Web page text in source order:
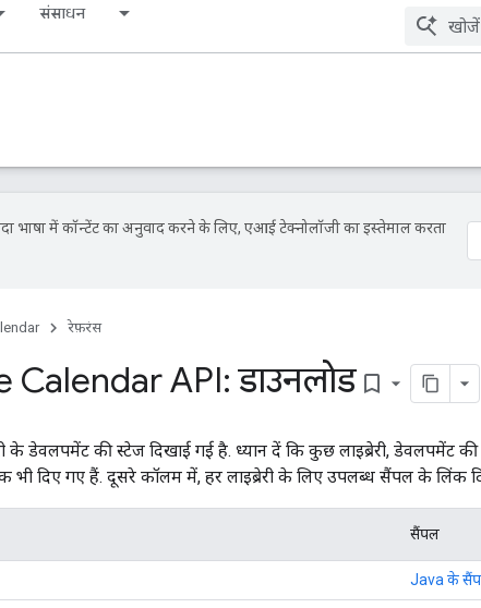
संसाधन
भाषा में कॉन्टेंट का अनुवाद करने के लिए, एआई टेक्नोलॉजी का इस्तेमाल करता
रेफ़रंस
API: डाउनलोड bookmark_border
के डेवलपमेंट की स्टेज दिखाई गई है. ध्यान दें कि कुछ लाइब्रेरी, डेवलपमेंट
भी दिए गए हैं. दूसरे कॉलम में, हर लाइब्रेरी के लिए उपलब्ध सैंपल के लिंक
सैंपल
Java के